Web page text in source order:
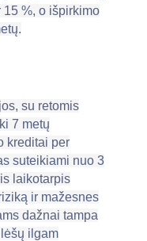
15 %, о išpirkimo
su retomis
7 metų
kreditai per
suteikiami nuo 3
laikotarpis
ir mažesnes
dažnai tampa
ilgam